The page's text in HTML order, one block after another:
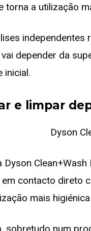
torna a utilização
depender da
inicial.
e limpar
contacto direto
mais
sobretudo num